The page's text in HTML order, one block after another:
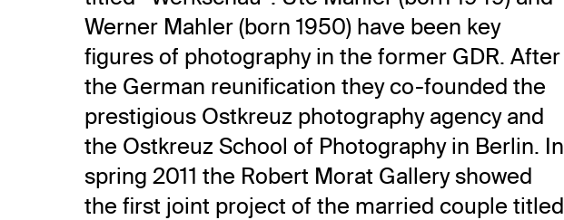
Werner Mahler (born 1950) have been key
figures of photography in the former GDR. After
the German reunification they co-founded the
prestigious Ostkreuz photography agency and
the Ostkreuz School of Photography in Berlin. In
spring 2011 the Robert Morat Gallery showed
the first joint project of the married couple titled